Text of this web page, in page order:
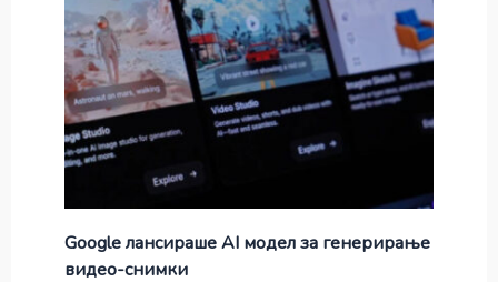
Google лансираше AI модел за генерирање
видео-снимки